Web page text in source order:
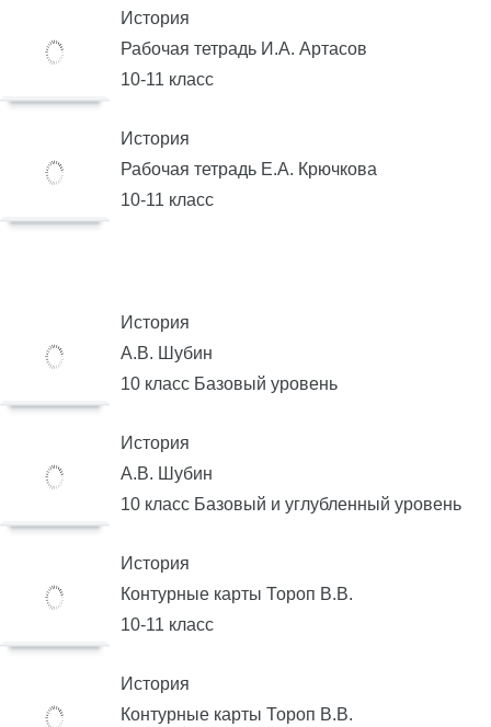
История
Рабочая тетрадь И.А. Артасов
10-11 класс
История
Рабочая тетрадь Е.А. Крючкова
10-11 класс
История
А.В. Шубин
10 класс Базовый уровень
История
А.В. Шубин
10 класс Базовый и углубленный уровень
История
Контурные карты Тороп В.В.
10-11 класс
История
Контурные карты Тороп В.В.